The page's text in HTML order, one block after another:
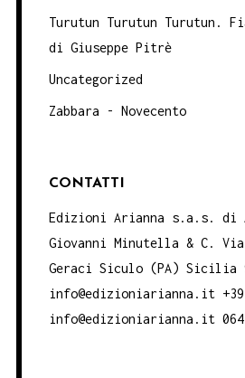
Turutun Turutun Turutun.
di Giuseppe Pitrè
Uncategorized
Zabbara - Novecento
CONTATTI
Edizioni Arianna s.a.s. di
Giovanni Minutella & C.
Geraci Siculo (PA) Sicilia
info@edizioniarianna.it +39
info@edizioniarianna.it